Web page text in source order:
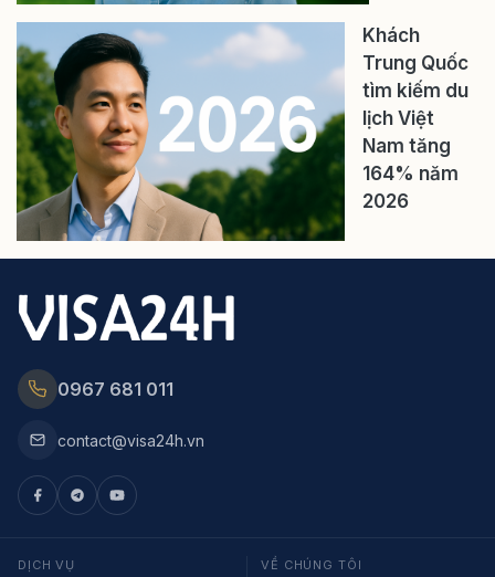
Khách
Trung Quốc
tìm kiếm du
lịch Việt
Nam tăng
164% năm
2026
0967 681 011
contact@visa24h.vn
DỊCH VỤ VỀ CHÚNG TÔI